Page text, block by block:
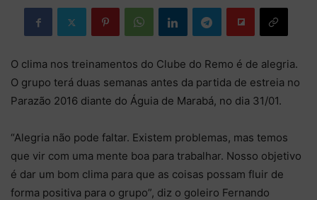
O clima nos treinamentos do Clube do Remo é de alegria.
O grupo terá duas semanas antes da partida de estreia no
Parazão 2016 diante do Águia de Marabá, no dia 31/01.
“Alegria não pode faltar. Existem problemas, mas temos
que vir com uma mente boa para trabalhar. Nosso objetivo
é dar um bom clima para que as coisas possam fluir de
forma positiva para o grupo”, diz o goleiro Fernando